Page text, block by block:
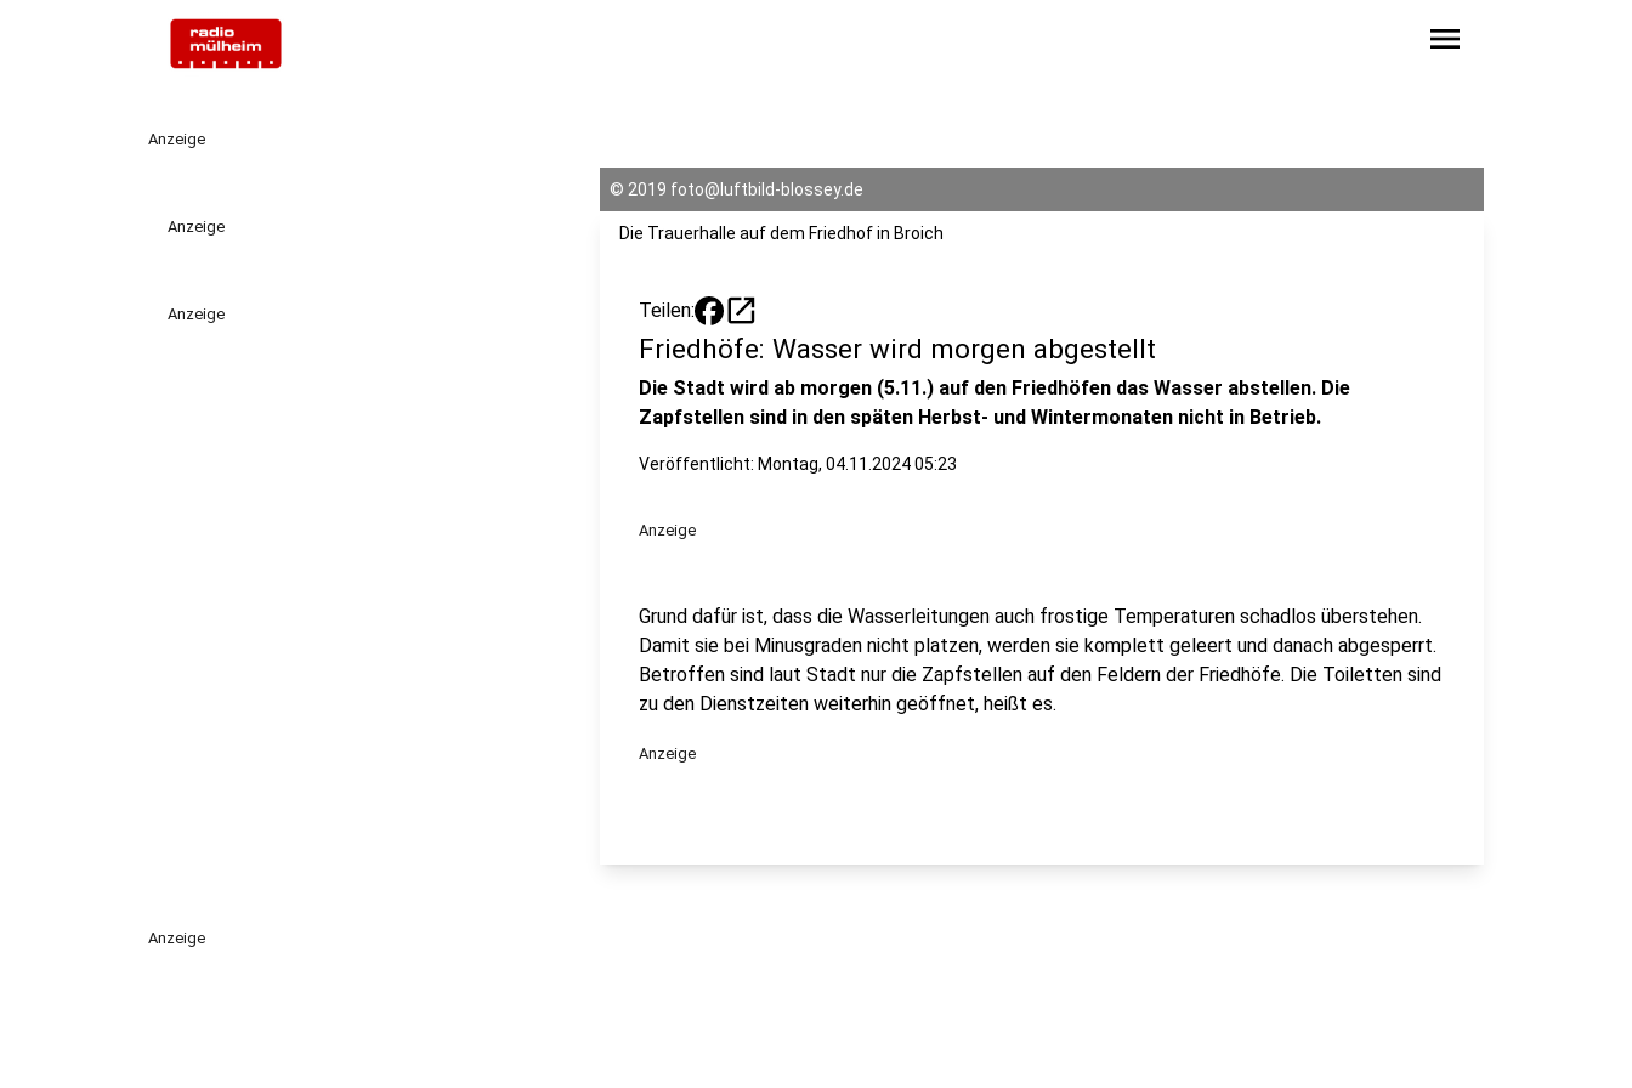
menu
Anzeige
Anzeige
Anzeige
© 2019 foto@luftbild-blossey.de
Die Trauerhalle auf dem Friedhof in Broich
Teilen: open_in_new
Friedhöfe: Wasser wird morgen abgestellt
Die Stadt wird ab morgen (5.11.) auf den Friedhöfen das Wasser abstellen. Die
Zapfstellen sind in den späten Herbst- und Wintermonaten nicht in Betrieb.
Veröffentlicht: Montag, 04.11.2024 05:23
Anzeige
Grund dafür ist, dass die Wasserleitungen auch frostige Temperaturen schadlos überstehen.
Damit sie bei Minusgraden nicht platzen, werden sie komplett geleert und danach abgesperrt.
Betroffen sind laut Stadt nur die Zapfstellen auf den Feldern der Friedhöfe. Die Toiletten sind
zu den Dienstzeiten weiterhin geöffnet, heißt es.
Anzeige
Anzeige